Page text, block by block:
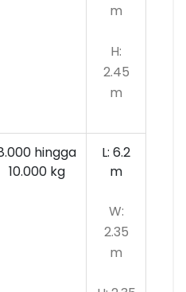
m
H:
2.45
m
hingga
10.000 kg
L: 6.2
m
W:
2.35
m